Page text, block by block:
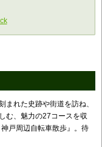
まれた史跡や街道を訪ね、
む、魅力の27コースを収
戸周辺自転車散歩』。待